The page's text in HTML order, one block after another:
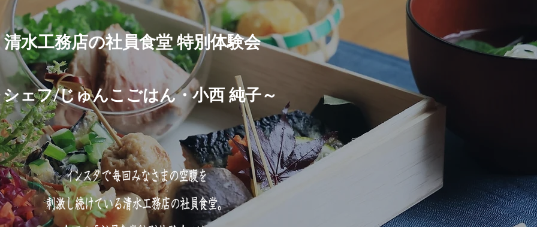
清水工務店の社員食堂 特別体験会
シェフ/じゅんこごはん・小西 純子～